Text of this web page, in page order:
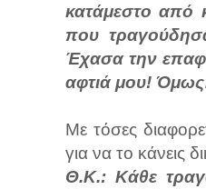
κατάμεστο από
που
Έχασα την
αφτιά μου!
Με τόσες
για να το κάνεις
Θ.Κ.: Κάθε